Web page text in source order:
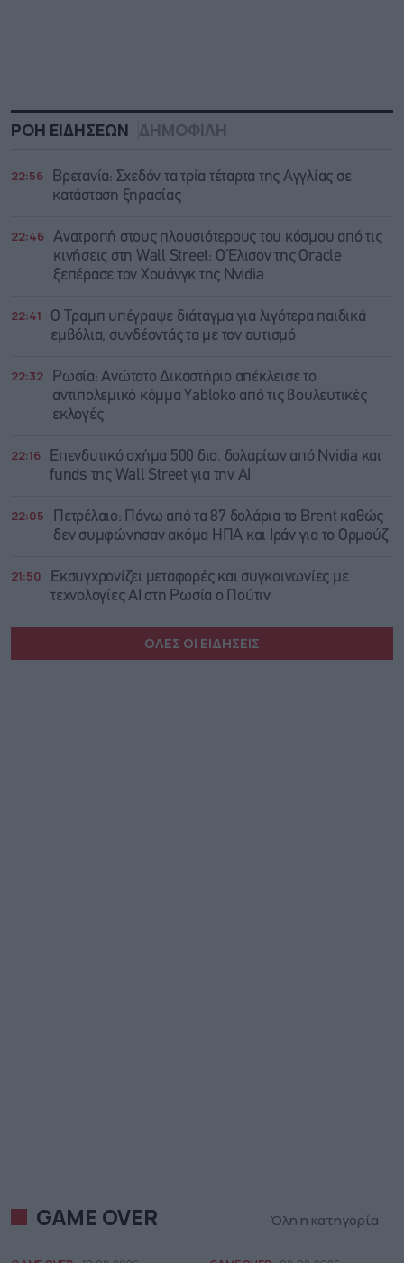
ΡΟΗ ΕΙΔΗΣΕΩΝ ΔΗΜΟΦΙΛΗ
22:56
Βρετανία: Σχεδόν τα τρία τέταρτα της Αγγλίας σε
κατάσταση ξηρασίας
22:46 Aνατροπή στους πλουσιότερους του κόσμου από τις
κινήσεις στη Wall Street: Ο Έλισον της Oracle
ξεπέρασε τον Χουάνγκ της Nvidia
22:41
Ο Τραμπ υπέγραψε διάταγμα για λιγότερα παιδικά
εμβόλια, συνδέοντάς τα με τον αυτισμό
22:32
Ρωσία: Ανώτατο Δικαστήριο απέκλεισε το
αντιπολεμικό κόμμα Yabloko από τις βουλευτικές
εκλογές
22:16
Επενδυτικό σχήμα 500 δισ. δολαρίων από Nvidia και
funds της Wall Street για την AI
22:05
Πετρέλαιο: Πάνω από τα 87 δολάρια το Brent καθώς
δεν συμφώνησαν ακόμα ΗΠΑ και Ιράν για το Ορμούζ
21:50
Εκσυγχρονίζει μεταφορές και συγκοινωνίες με
τεχνολογίες AI στη Ρωσία ο Πούτιν
ΟΛΕΣ ΟΙ ΕΙΔΗΣΕΙΣ
GAME OVER Όλη η κατηγορία